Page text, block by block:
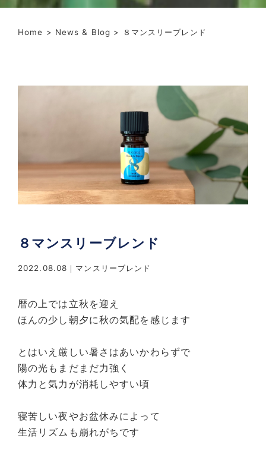
Home > News & Blog > ８マンスリーブレンド
８マンスリーブレンド
2022.08.08 マンスリーブレンド
暦の上では立秋を迎え
ほんの少し朝夕に秋の気配を感じます
とはいえ厳しい暑さはあいかわらずで
陽の光もまだまだ力強く
体力と気力が消耗しやすい頃
寝苦しい夜やお盆休みによって
生活リズムも崩れがちです